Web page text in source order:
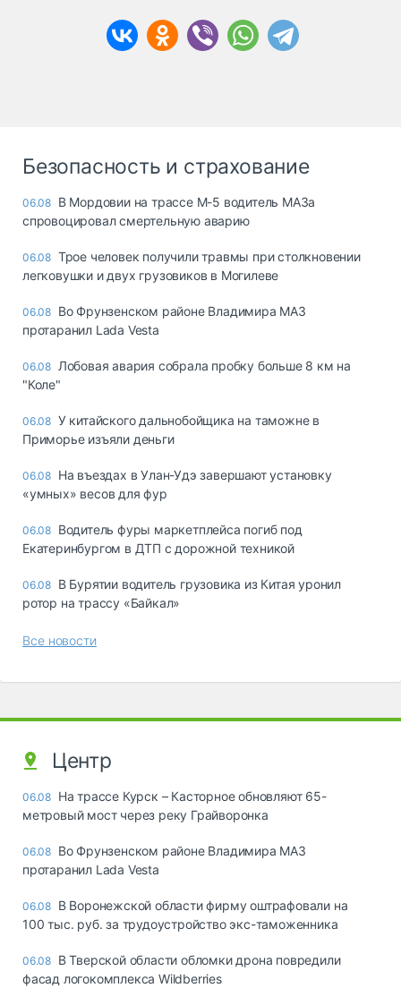
Безопасность и страхование
06.08 В Мордовии на трассе М-5 водитель МАЗа
спровоцировал смертельную аварию
06.08 Трое человек получили травмы при столкновении
легковушки и двух грузовиков в Могилеве
06.08 Во Фрунзенском районе Владимира МАЗ
протаранил Lada Vesta
06.08 Лобовая авария собрала пробку больше 8 км на
"Коле"
06.08 У китайского дальнобойщика на таможне в
Приморье изъяли деньги
06.08 Ha въeздax в Улaн-Удэ зaвepшaют ycтaнoвкy
«yмныx» вecoв для фyp
06.08 Водитель фуры маркетплейса погиб под
Екатеринбургом в ДТП с дорожной техникой
06.08 В Бурятии водитель грузовика из Китая уронил
ротор на трассу «Байкал»
Все новости
Центр
06.08 На трассе Курск – Касторное обновляют 65-
метровый мост через реку Грайворонка
06.08 Во Фрунзенском районе Владимира МАЗ
протаранил Lada Vesta
06.08 В Воронежской области фирму оштрафовали на
100 тыс. руб. за трудоустройство экс-таможенника
06.08 В Тверской области обломки дрона повредили
фасад логокомплекса Wildberries